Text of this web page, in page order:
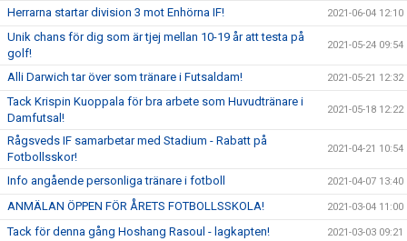
Herrarna startar division 3 mot Enhörna IF! 2021-06-04 12:10
Unik chans för dig som är tjej mellan 10-19 år att testa på
golf!
2021-05-24 09:54
Alli Darwich tar över som tränare i Futsaldam! 2021-05-21 12:32
Tack Krispin Kuoppala för bra arbete som Huvudtränare i
Damfutsal!
2021-05-18 12:22
Rågsveds IF samarbetar med Stadium - Rabatt på
Fotbollsskor!
2021-04-21 10:54
Info angående personliga tränare i fotboll 2021-04-07 13:40
ANMÄLAN ÖPPEN FÖR ÅRETS FOTBOLLSSKOLA! 2021-03-04 11:00
Tack för denna gång Hoshang Rasoul - lagkapten! 2021-03-03 09:21